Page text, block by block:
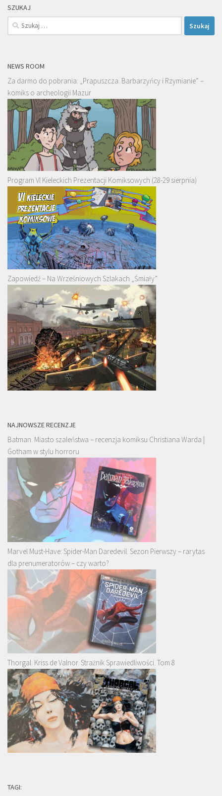
SZUKAJ
Szukaj:
NEWS ROOM
Za darmo do pobrania: „Prapuszcza. Barbarzyńcy i Rzymianie” –
komiks o archeologii Mazur
Program VI Kieleckich Prezentacji Komiksowych (28-29 sierpnia)
Zapowiedź – Na Wrześniowych Szlakach „Śmiały”
NAJNOWSZE RECENZJE
Batman. Miasto szaleństwa – recenzja komiksu Christiana Warda |
Gotham w stylu horroru
Marvel Must-Have: Spider-Man Daredevil. Sezon Pierwszy – rarytas
dla prenumeratorów – czy warto?
Thorgal. Kriss de Valnor. Strażnik Sprawiedliwości. Tom 8
TAGI: